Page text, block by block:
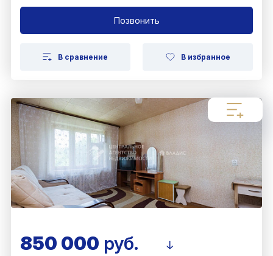
Позвонить
В сравнение В избранное
850 000 руб.